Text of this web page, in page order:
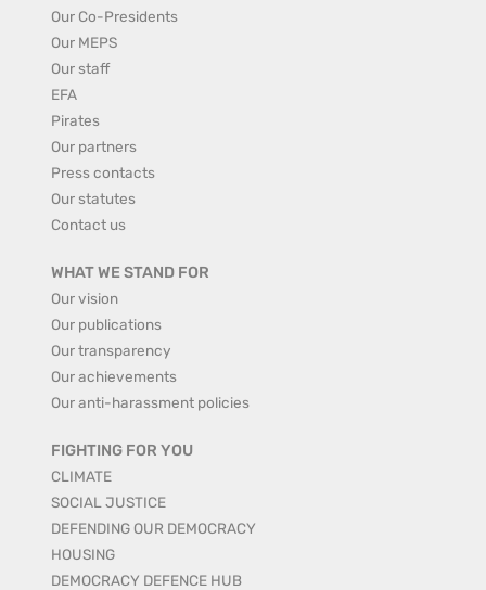
Our Co-Presidents
Our MEPS
Our staff
EFA
Pirates
Our partners
Press contacts
Our statutes
Contact us
WHAT WE STAND FOR
Our vision
Our publications
Our transparency
Our achievements
Our anti-harassment policies
FIGHTING FOR YOU
CLIMATE
SOCIAL JUSTICE
DEFENDING OUR DEMOCRACY
HOUSING
DEMOCRACY DEFENCE HUB